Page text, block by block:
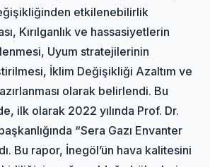
etkilenebilirlik
Kırılganlık ve hassasiyetlerin
Uyum stratejilerinin
İklim Değişikliği Azaltım ve
olarak belirlendi. Bu
ilk olarak 2022 yılında Prof. Dr.
“Sera Gazı Envanter
Bu rapor, İnegöl’ün hava kalitesini